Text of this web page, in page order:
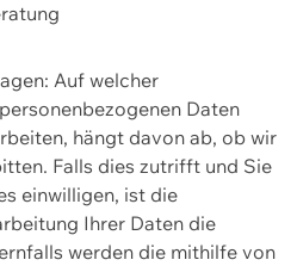
Auf welcher
Daten
hängt davon ab, ob wir
Falls dies zutrifft und Sie
einwilligen, ist die
Ihrer Daten die
werden die mithilfe von